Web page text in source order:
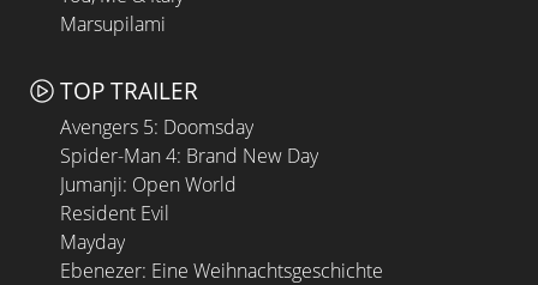
Marsupilami
TOP TRAILER
Avengers 5: Doomsday
Spider-Man 4: Brand New Day
Jumanji: Open World
Resident Evil
Mayday
Ebenezer: Eine Weihnachtsgeschichte